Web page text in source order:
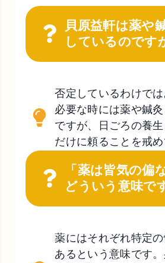
貝原益軒は薬や
しているのです
否定しているわけでは
必要な時には薬や鍼
ですが、日ごろの養
だけに頼ることを戒め
「薬は皆気の偏
どういう意味で
薬にはそれぞれ特定
あるという意味です